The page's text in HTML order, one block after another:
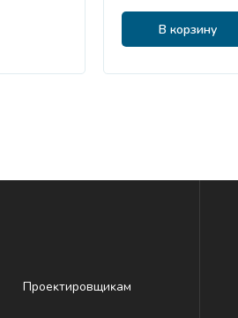
В корзину
Проеĸтировщиĸам